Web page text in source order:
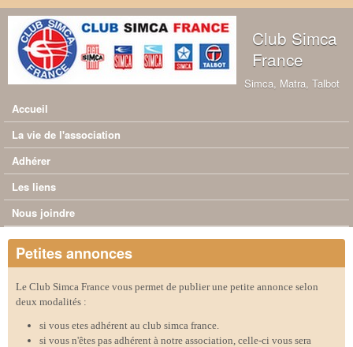
Aller au contenu principal
Club Simca
France
Simca, Matra, Talbot
Menu principal
Accueil
La vie de l'association
Adhérer
Les liens
Nous joindre
Petites annonces
Le Club Simca France vous permet de publier une petite annonce selon
deux modalités :
si vous etes adhérent au club simca france.
si vous n'êtes pas adhérent à notre association, celle-ci vous sera